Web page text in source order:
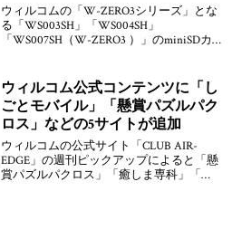
ウィルコムの「W-ZERO3シリーズ」とな
る「WS003SH」「WS004SH」
「WS007SH（W-ZERO3 ）」のminiSDカ
Bluetoothカー
ウィルコム公式コンテンツに「し
ごとモバイル」「懸賞パズルパク
ロス」などの5サイトが追加
ウィルコムの公式サイト「CLUB AIR-
EDGE」の週刊ピックアップによると「懸
賞パズルパクロス」「癒しま専科」「あ